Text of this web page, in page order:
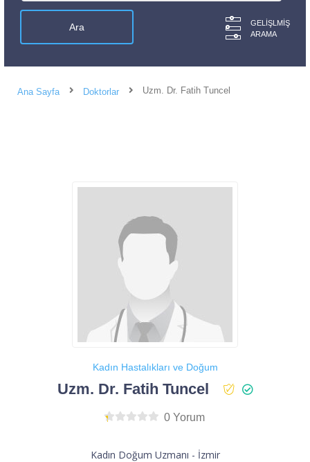
GELIŞLMIŞ
ARAMA
Ana Sayfa Doktorlar Uzm. Dr. Fatih Tuncel
Kadın Hastalıkları ve Doğum
Uzm. Dr. Fatih Tuncel
0 Yorum
Kadın Doğum Uzmanı - İzmir